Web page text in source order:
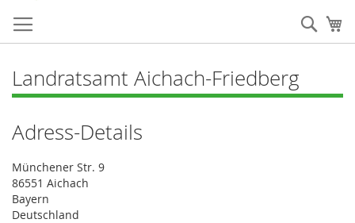
Landratsamt Aichach-Friedberg
Adress-Details
Münchener Str. 9
86551 Aichach
Bayern
Deutschland